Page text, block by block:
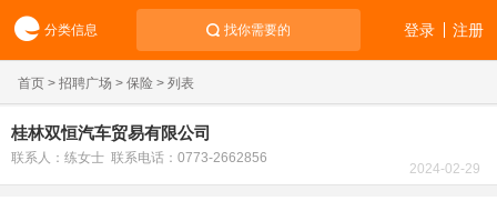
分类信息 找你需要的 注册
登录
首页 > 招聘广场 > 保险 > 列表
桂林双恒汽车贸易有限公司
联系人：练女士 联系电话：0773-2662856
2024-02-29